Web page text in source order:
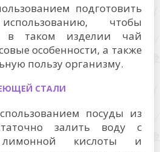
подготовить
чтобы
в таком изделии чай
особенности, а также
пользу организму.
СТАЛИ
посуды из
залить воду с
лимонной кислоты и